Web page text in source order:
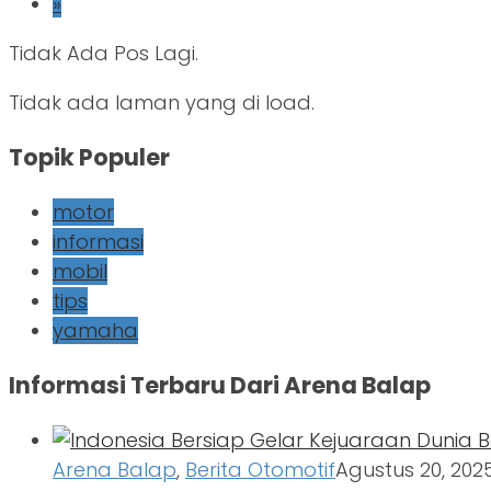
Tidak Ada Pos Lagi.
Tidak ada laman yang di load.
Topik Populer
motor
informasi
mobil
tips
yamaha
Informasi Terbaru Dari Arena Balap
Arena Balap, Berita OtomotifAgustus 20,